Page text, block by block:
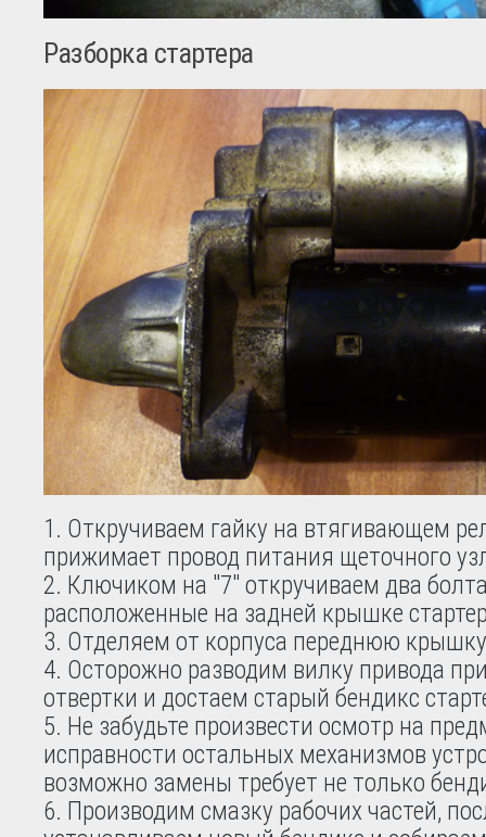
Разборка стартера
Откручиваем гайку на втягивающем
прижимает провод питания щеточного
Ключиком на "7" откручиваем два
расположенные на задней крышке
Отделяем от корпуса переднюю
Осторожно разводим вилку привода
отвертки и достаем старый бендикс
Не забудьте произвести осмотр на
исправности остальных механизмов
возможно замены требует не только
Производим смазку рабочих частей,